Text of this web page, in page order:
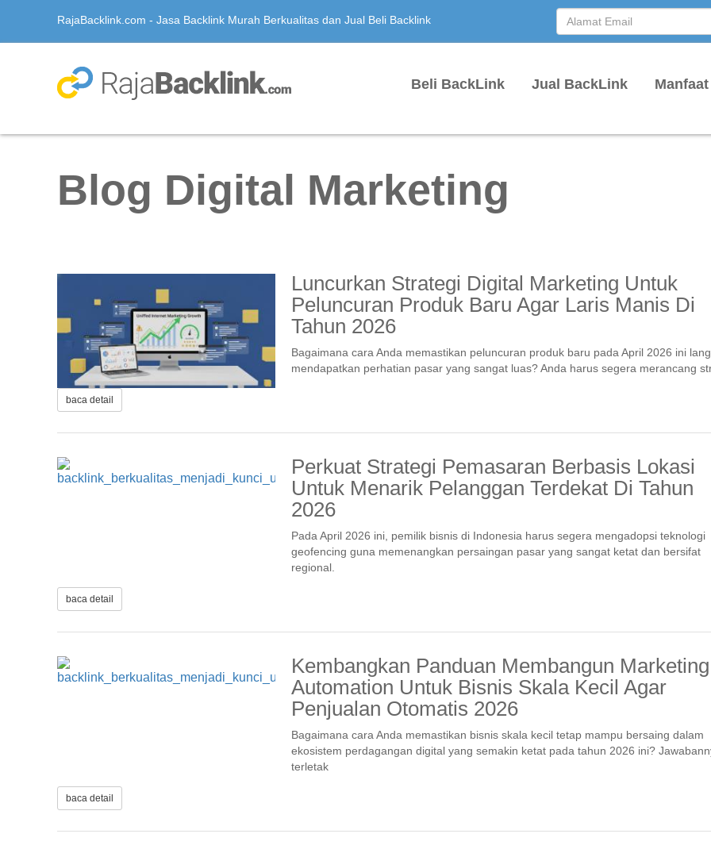
RajaBacklink.com - Jasa Backlink Murah Berkualitas dan Jual Beli Backlink
Beli BackLink Jual BackLink
Blog Digital Marketing
Luncurkan Strategi Digital Marketing Untuk
Peluncuran Produk Baru Agar Laris Manis Di
Tahun 2026
Bagaimana cara Anda memastikan peluncuran produk baru pada April 2026 ini
mendapatkan perhatian pasar yang sangat luas? Anda harus segera merancang
baca detail
Perkuat Strategi Pemasaran Berbasis Lokasi
Untuk Menarik Pelanggan Terdekat Di Tahun
2026
Pada April 2026 ini, pemilik bisnis di Indonesia harus segera mengadopsi teknologi
geofencing guna memenangkan persaingan pasar yang sangat ketat dan bersifat
regional.
baca detail
Kembangkan Panduan Membangun Marketing
Automation Untuk Bisnis Skala Kecil Agar
Penjualan Otomatis 2026
Bagaimana cara Anda memastikan bisnis skala kecil tetap mampu bersaing dalam
ekosistem perdagangan digital yang semakin ketat pada tahun 2026 ini?
terletak
baca detail